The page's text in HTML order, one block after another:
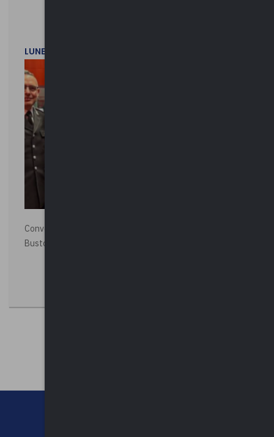
LUNEDì 1 DICEMBRE 2025
Convegno “La Polizia Locale per la sicurezza della città”,
Busto Arsizio